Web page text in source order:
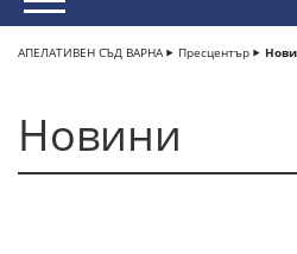
АПЕЛАТИВЕН СЪД ВАРНА Пресцентър
Новини